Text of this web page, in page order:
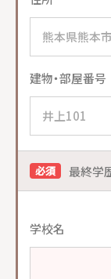
建物・部屋番号
最終学
必須
学校名